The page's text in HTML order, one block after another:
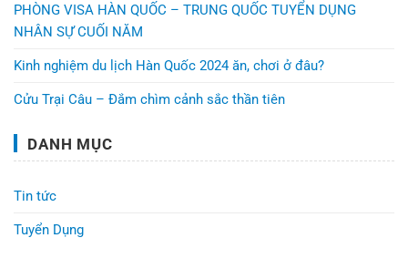
PHÒNG VISA HÀN QUỐC – TRUNG QUỐC TUYỂN DỤNG
NHÂN SỰ CUỐI NĂM
Kinh nghiệm du lịch Hàn Quốc 2024 ăn, chơi ở đâu?
Cửu Trại Câu – Đắm chìm cảnh sắc thần tiên
DANH MỤC
Tin tức
Tuyển Dụng